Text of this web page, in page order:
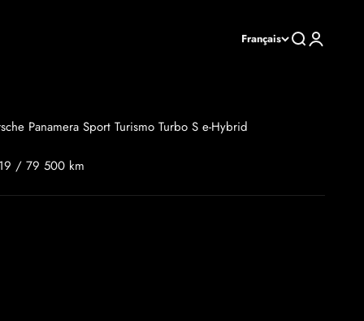
Français Recherche
Connexion
Panamera Sport Turismo Turbo S e-Hybrid
/ 79 500 km